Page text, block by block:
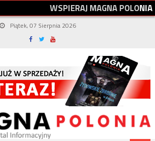
WSPIERAJMAGNAPOLONIA
Piątek, 07 Sierpnia 2026